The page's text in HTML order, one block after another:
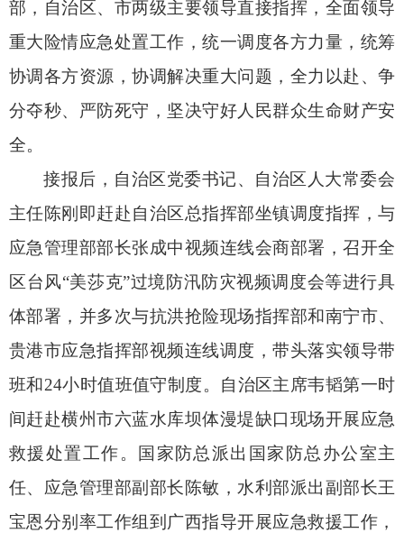
部，自治区、市两级主要领导直接指挥，全面领导
重大险情应急处置工作，统一调度各方力量，统筹
协调各方资源，协调解决重大问题，全力以赴、争
分夺秒、严防死守，坚决守好人民群众生命财产安
全。
接报后，自治区党委书记、自治区人大常委会
主任陈刚即赶赴自治区总指挥部坐镇调度指挥，与
应急管理部部长张成中视频连线会商部署，召开全
区台风“美莎克”过境防汛防灾视频调度会等进行具
体部署，并多次与抗洪抢险现场指挥部和南宁市、
贵港市应急指挥部视频连线调度，带头落实领导带
班和24小时值班值守制度。自治区主席韦韬第一时
间赶赴横州市六蓝水库坝体漫堤缺口现场开展应急
救援处置工作。国家防总派出国家防总办公室主
任、应急管理部副部长陈敏，水利部派出副部长王
宝恩分别率工作组到广西指导开展应急救援工作，